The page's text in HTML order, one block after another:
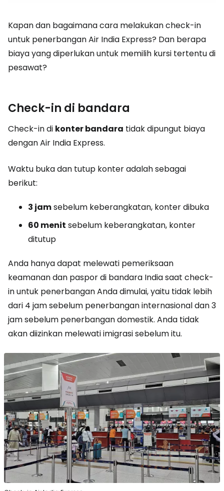
Kapan dan bagaimana cara melakukan check-in
untuk penerbangan Air India Express? Dan berapa
biaya yang diperlukan untuk memilih kursi tertentu di
pesawat?
Check-in di bandara
Check-in di konter bandara tidak dipungut biaya
dengan Air India Express.
Waktu buka dan tutup konter adalah sebagai
berikut:
3 jamsebelum keberangkatan, konter dibuka
60 menit sebelum keberangkatan, konter
ditutup
Anda hanya dapat melewati pemeriksaan
keamanan dan paspor di bandara India saat check-
in untuk penerbangan Anda dimulai, yaitu tidak lebih
dari 4 jam sebelum penerbangan internasional dan 3
jam sebelum penerbangan domestik. Anda tidak
akan diizinkan melewati imigrasi sebelum itu.